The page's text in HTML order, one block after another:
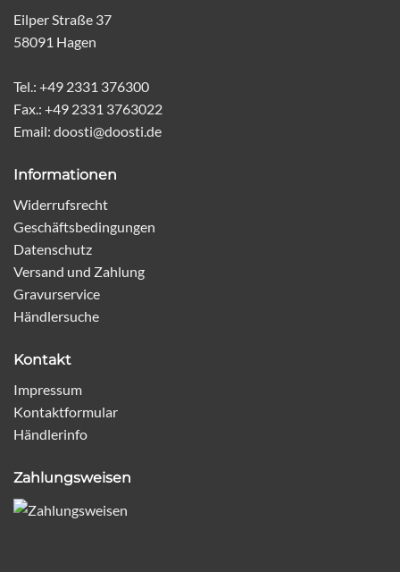
Eilper Straße 37
58091 Hagen
Tel.: +49 2331 376300
Fax.: +49 2331 3763022
Email: doosti@doosti.de
Informationen
Widerrufsrecht
Geschäftsbedingungen
Datenschutz
Versand und Zahlung
Gravurservice
Händlersuche
Kontakt
Impressum
Kontaktformular
Händlerinfo
Zahlungsweisen